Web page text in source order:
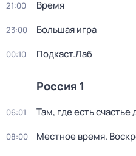
21:00 Время
23:00 Большая игра
00:10 Подкаст.Лаб
Россия 1
06:01 Там, где есть счастье
08:00 Местное время.